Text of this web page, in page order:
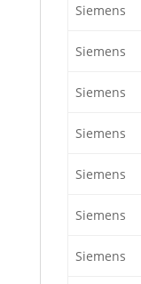
Siemens
Siemens
Siemens
Siemens
Siemens
Siemens
Siemens